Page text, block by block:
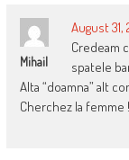
Mihail
August 31,
Credeam
spatele
Alta “doamna” alt
Cherchez la femme !